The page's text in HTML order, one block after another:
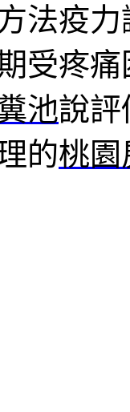
法疫
受疼
池說評
的桃園